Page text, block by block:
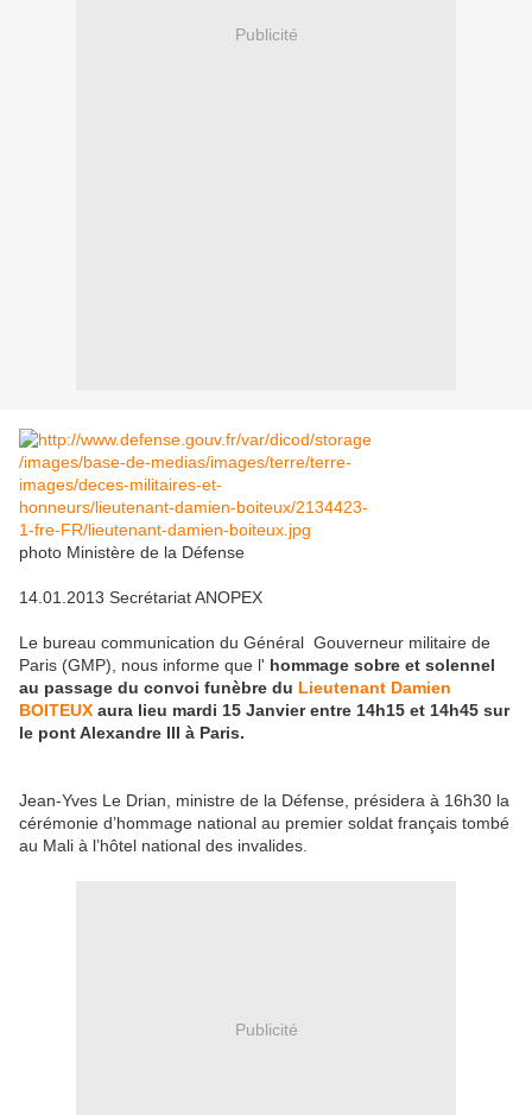
Publicité
photo Ministère de la Défense
14.01.2013 Secrétariat ANOPEX
Le bureau communication du Général Gouverneur militaire de
Paris (GMP), nous informe que l' hommage sobre et solennel
au passage du convoi funèbre du Lieutenant Damien
BOITEUX aura lieu mardi 15 Janvierentre 14h15 et 14h45 sur
le pont Alexandre III à Paris.
Jean-Yves Le Drian, ministre de la Défense, présidera à 16h30 la
cérémonie d’hommage national au premier soldat français tombé
au Mali à l’hôtel national des invalides.
Publicité